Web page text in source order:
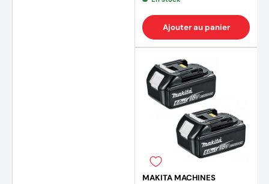
Ajouter au panier
MAKITA MACHINES